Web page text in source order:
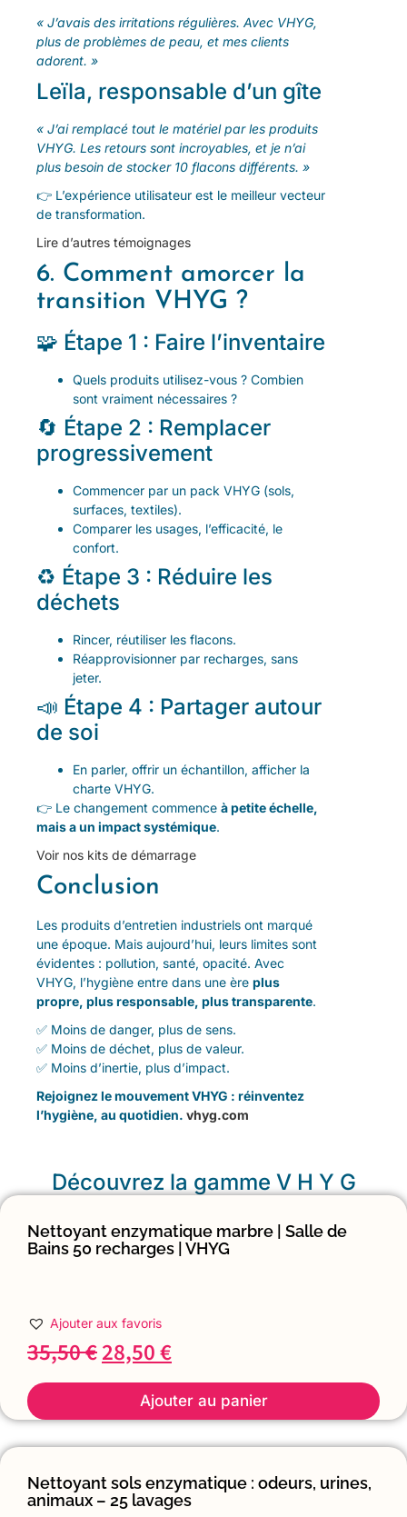
« J’avais des irritations régulières. Avec VHYG,
plus de problèmes de peau, et mes clients
adorent. »
Leïla, responsable d’un gîte
« J’ai remplacé tout le matériel par les produits
VHYG. Les retours sont incroyables, et je n’ai
plus besoin de stocker 10 flacons différents. »
👉 L’expérience utilisateur est le meilleur vecteur
de transformation.
Lire d’autres témoignages
6. Comment amorcer la
transition VHYG ?
🧩 Étape 1 : Faire l’inventaire
Quels produits utilisez-vous ? Combien
sont vraiment nécessaires ?
🔄 Étape 2 : Remplacer
progressivement
Commencer par un pack VHYG (sols,
surfaces, textiles).
Comparer les usages, l’efficacité, le
confort.
♻️ Étape 3 : Réduire les
déchets
Rincer, réutiliser les flacons.
Réapprovisionner par recharges, sans
jeter.
📣 Étape 4 : Partager autour
de soi
En parler, offrir un échantillon, afficher la
charte VHYG.
👉 Le changement commence à petite échelle,
mais a un impact systémique.
Voir nos kits de démarrage
Conclusion
Les produits d’entretien industriels ont marqué
une époque. Mais aujourd’hui, leurs limites sont
évidentes : pollution, santé, opacité. Avec
VHYG, l’hygiène entre dans une ère plus
propre, plus responsable, plus transparente.
✅ Moins de danger, plus de sens.
✅ Moins de déchet, plus de valeur.
✅ Moins d’inertie, plus d’impact.
Rejoignez le mouvement VHYG : réinventez
l’hygiène, au quotidien. vhyg.com
Découvrez la gamme V H Y G
Nettoyant enzymatique marbre | Salle de
Bains 50 recharges | VHYG
Ajouter aux favoris
35,50€28,50€
Ajouter au panier
Nettoyant sols enzymatique : odeurs, urines,
animaux – 25 lavages